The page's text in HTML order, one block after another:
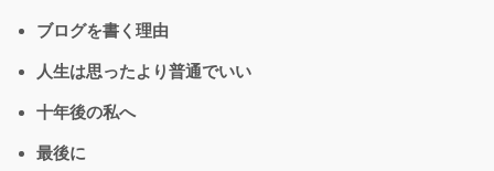
ブログを書く理由
人生は思ったより普通でいい
十年後の私へ
最後に